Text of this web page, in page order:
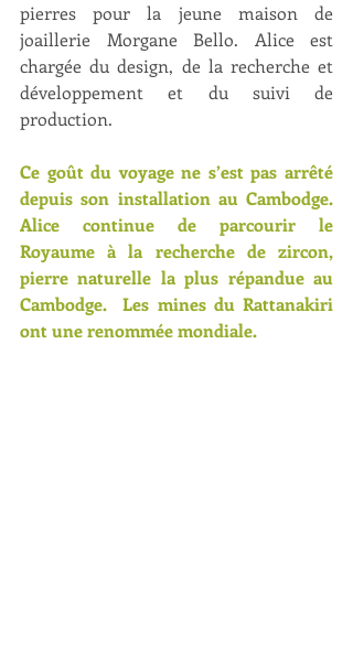
pierres pour la jeune maison de
joaillerie Morgane Bello. Alice est
chargée du design, de la recherche et
développement et du suivi de
production.
Ce goût du voyage ne s’est pas arrêté
depuis son installation au Cambodge.
Alice continue de parcourir le
Royaume à la recherche de zircon,
pierre naturelle la plus répandue au
Cambodge.  Les mines du Rattanakiri
ont une renommée mondiale.